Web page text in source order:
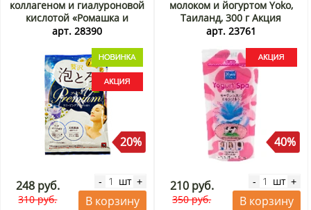
коллагеном и гиалуроновой
кислотой «Ромашка и
лаванда» Cow Brand,
арт. 28390
20%
248 руб.
310 руб.
- шт +
В корзину
молоком и йогуртом Yoko,
Таиланд, 300 г Акция
арт. 23761
40%
210 руб.
350 руб.
- шт +
В корзину